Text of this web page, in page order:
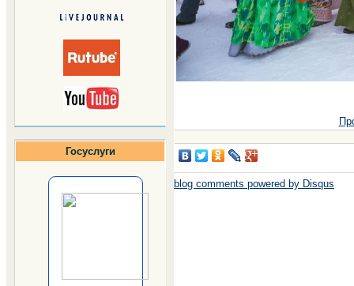
Госуслуги
blog comments powered by Disqus